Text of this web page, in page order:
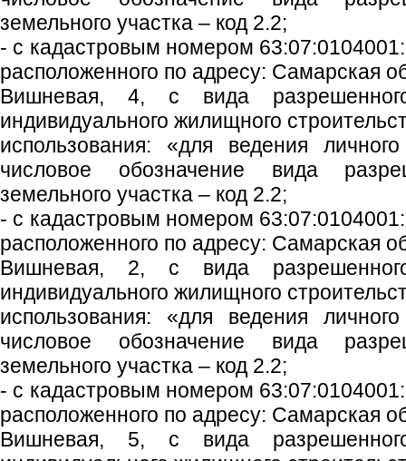
земельного участка – код 2.2;
- с кадастровым номером
расположенного по адресу: Самарская
Вишневая, 4, с вида
индивидуального жилищного
использования: «для ведения
числовое обозначение вида
земельного участка – код 2.2;
- с кадастровым номером
расположенного по адресу: Самарская
Вишневая, 2, с вида
индивидуального жилищного
использования: «для ведения
числовое обозначение вида
земельного участка – код 2.2;
- с кадастровым номером
расположенного по адресу: Самарская
Вишневая, 5, с вида